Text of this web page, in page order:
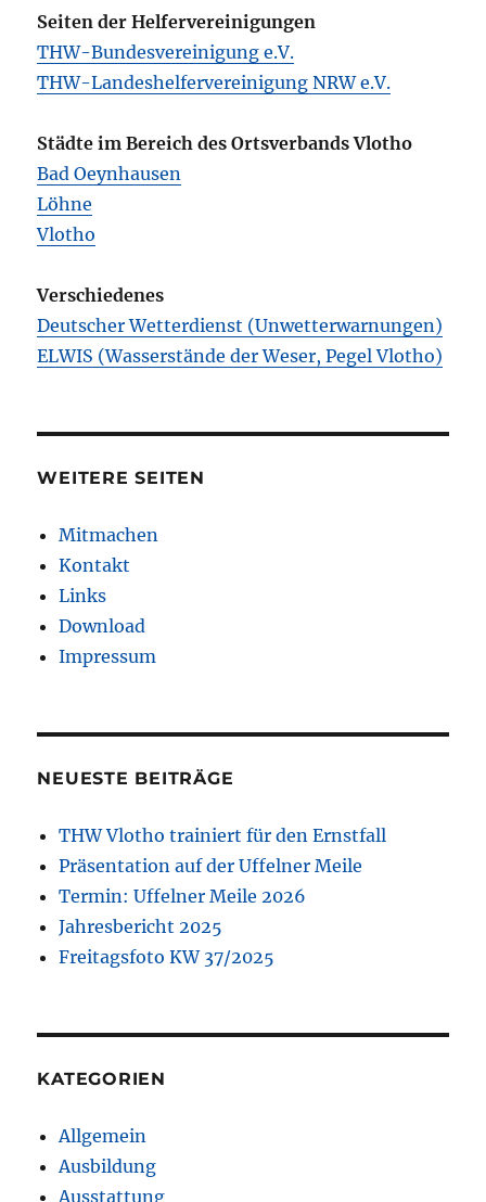
Seiten der Helfervereinigungen
THW-Bundesvereinigung e.V.
THW-Landeshelfervereinigung NRW e.V.
Städte im Bereich des Ortsverbands Vlotho
Bad Oeynhausen
Löhne
Vlotho
Verschiedenes
Deutscher Wetterdienst (Unwetterwarnungen)
ELWIS (Wasserstände der Weser, Pegel Vlotho)
WEITERE SEITEN
Mitmachen
Kontakt
Links
Download
Impressum
NEUESTE BEITRÄGE
THW Vlotho trainiert für den Ernstfall
Präsentation auf der Uffelner Meile
Termin: Uffelner Meile 2026
Jahresbericht 2025
Freitagsfoto KW 37/2025
KATEGORIEN
Allgemein
Ausbildung
Ausstattung